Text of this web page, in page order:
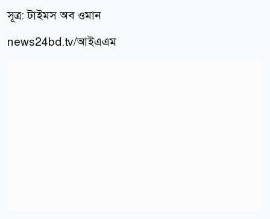
সূত্র:টাইমস অব ওমান
news24bd.tv/আইএএম